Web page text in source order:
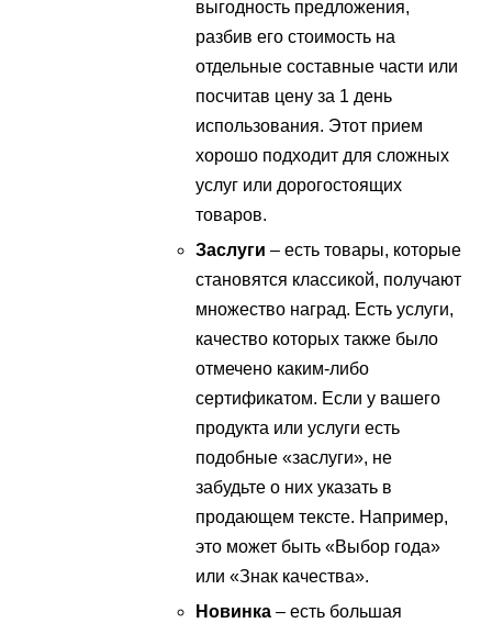
выгодность предложения,
разбив его стоимость на
отдельные составные части или
посчитав цену за 1 день
использования. Этот прием
хорошо подходит для сложных
услуг или дорогостоящих
товаров.
Заслуги – есть товары, которые
становятся классикой, получают
множество наград. Есть услуги,
качество которых также было
отмечено каким-либо
сертификатом. Если у вашего
продукта или услуги есть
подобные «заслуги», не
забудьте о них указать в
продающем тексте. Например,
это может быть «Выбор года»
или «Знак качества».
Новинка – есть большая